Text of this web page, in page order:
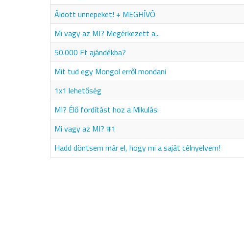
Áldott ünnepeket! + MEGHÍVÓ
Mi vagy az MI? Megérkezett a...
50.000 Ft ajándékba?
Mit tud egy Mongol erről mondani
1x1 lehetőség
MI? Élő fordítást hoz a Mikulás:
Mi vagy az MI? #1
Hadd döntsem már el, hogy mi a saját célnyelvem!